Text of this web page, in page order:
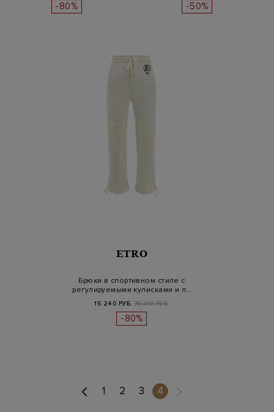
-80% -50%
ETRO
Брюки в спортивном стиле с
регулируемыми кулисками и л…
15 240 РУБ. 76 200 РУБ.
-80%
1 2 3 4 (current)